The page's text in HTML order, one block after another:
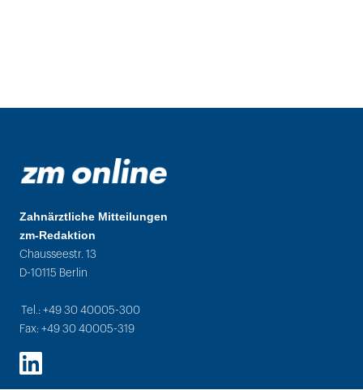
Zahnärztliche Mitteilungen
zm-Redaktion
Chausseestr. 13
D-10115 Berlin
Tel.: +49 30 40005-300
Fax: +49 30 40005-319
LinkedIn